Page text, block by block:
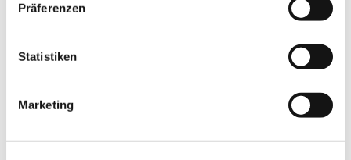
Präferenzen
Statistiken
Marketing